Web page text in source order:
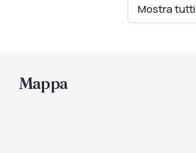
Mostra tutti
Mappa